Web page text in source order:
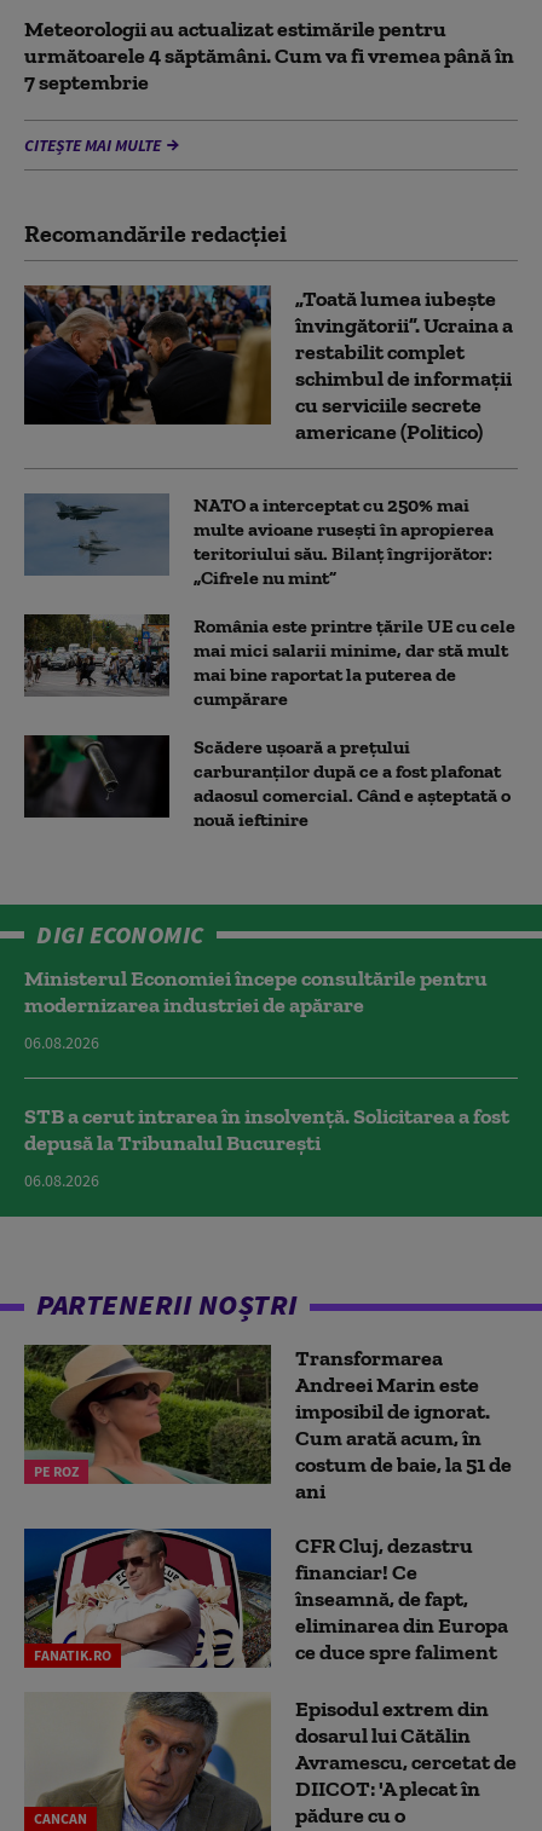
Meteorologii au actualizat estimările pentru
următoarele 4 săptămâni. Cum va fi vremea până în
7 septembrie
CITEȘTE MAI MULTE
Recomandările redacţiei
„Toată lumea iubește
învingătorii”. Ucraina a
restabilit complet
schimbul de informații
cu serviciile secrete
americane (Politico)
NATO a interceptat cu 250% mai
multe avioane rusești în apropierea
teritoriului său. Bilanț îngrijorător:
„Cifrele nu mint”
România este printre țările UE cu cele
mai mici salarii minime, dar stă mult
mai bine raportat la puterea de
cumpărare
Scădere ușoară a prețului
carburanților după ce a fost plafonat
adaosul comercial. Când e așteptată o
nouă ieftinire
DIGI ECONOMIC
Ministerul Economiei începe consultările pentru
modernizarea industriei de apărare
06.08.2026
STB a cerut intrarea în insolvență. Solicitarea a fost
depusă la Tribunalul București
06.08.2026
PARTENERII NOȘTRI
PE ROZ
Transformarea
Andreei Marin este
imposibil de ignorat.
Cum arată acum, în
costum de baie, la 51 de
ani
FANATIK.RO
CFR Cluj, dezastru
financiar! Ce
înseamnă, de fapt,
eliminarea din Europa
ce duce spre faliment
CANCAN
Episodul extrem din
dosarul lui Cătălin
Avramescu, cercetat de
DIICOT: 'A plecat în
pădure cu o